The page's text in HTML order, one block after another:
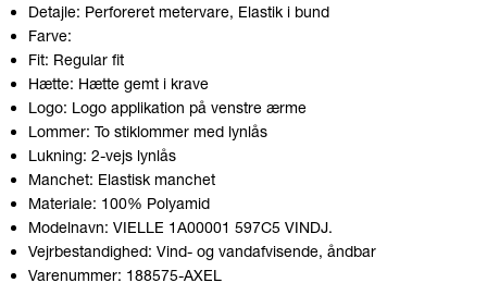
Detajle: Perforeret metervare, Elastik i bund
Farve:
Fit: Regular fit
Hætte: Hætte gemt i krave
Logo: Logo applikation på venstre ærme
Lommer: To stiklommer med lynlås
Lukning: 2-vejs lynlås
Manchet: Elastisk manchet
Materiale: 100% Polyamid
Modelnavn: VIELLE 1A00001 597C5 VINDJ.
Vejrbestandighed: Vind- og vandafvisende, åndbar
Varenummer: 188575-AXEL